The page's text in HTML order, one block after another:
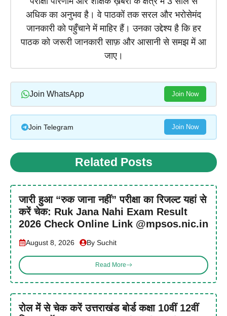
अधिक का अनुभव है। वे पाठकों तक सरल और भरोसेमंद
जानकारी को पहुँचाने में माहिर हैं। उनका उद्देश्य है कि हर
पाठक को जरूरी जानकारी साफ़ और आसानी से समझ में आ
जाए।
Join WhatsApp Join Now
Join Telegram Join Now
Related Posts
जारी हुआ “रुक जाना नहीं” परीक्षा का रिजल्ट यहां से
करें चेक: Ruk Jana Nahi Exam Result
2026 Check Online Link @mpsos.nic.in
August 8, 2026 By Suchit
Read More
रोल में से चेक करें उत्तराखंड बोर्ड कक्षा 10वीं 12वीं